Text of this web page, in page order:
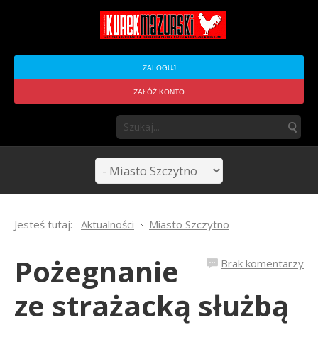
ZALOGUJ
ZAŁÓŻ KONTO
Jesteś tutaj: Aktualności Miasto Szczytno
Brak komentarzy
Pożegnanie
ze strażacką służbą